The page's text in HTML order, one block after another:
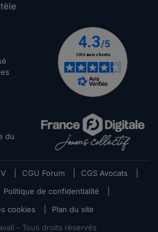
du
CGU Forum CGS Avocats
Politique de confidentialité
cookies
Plan du site
- Tous droits réservés